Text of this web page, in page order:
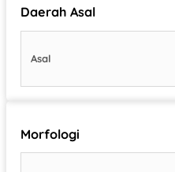
Daerah Asal
Asal
Morfologi